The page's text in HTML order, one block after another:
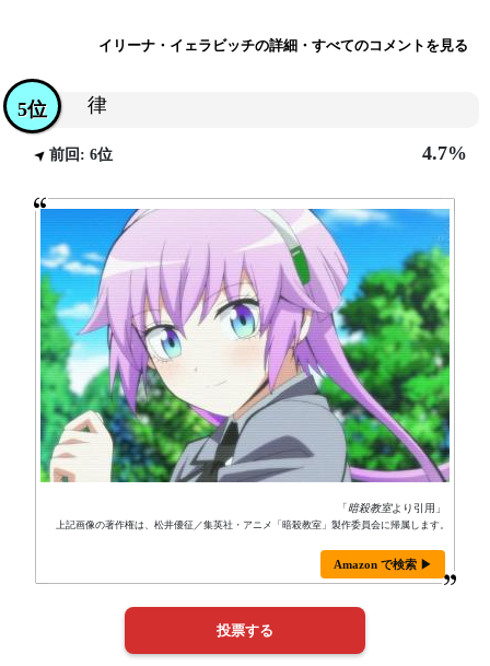
イリーナ・イェラビッチの詳細・すべてのコメントを見る
律
5位
前回: 6位 4.7%
「暗殺教室より引用」
上記画像の著作権は、松井優征／集英社・アニメ「暗殺教室」製作委員会に帰属します。
Amazon で検索 ▶